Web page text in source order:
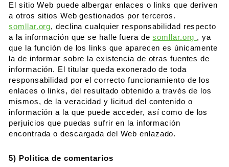
El sitio Web puede albergar enlaces o links que deriven
a otros sitios Web gestionados por terceros.
somllar.org, declina cualquier responsabilidad respecto
a la información que se halle fuera desomllar.org , ya
que la función de los links que aparecen es únicamente
la de informar sobre la existencia de otras fuentes de
información. El titular queda exonerado de toda
responsabilidad por el correcto funcionamiento de los
enlaces o links, del resultado obtenido a través de los
mismos, de la veracidad y licitud del contenido o
información a la que puede acceder, así como de los
perjuicios que puedas sufrir en la información
encontrada o descargada del Web enlazado.
5) Política de comentarios